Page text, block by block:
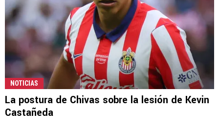
NOTICIAS
La postura de Chivas sobre la lesión de Kevin
Castañeda